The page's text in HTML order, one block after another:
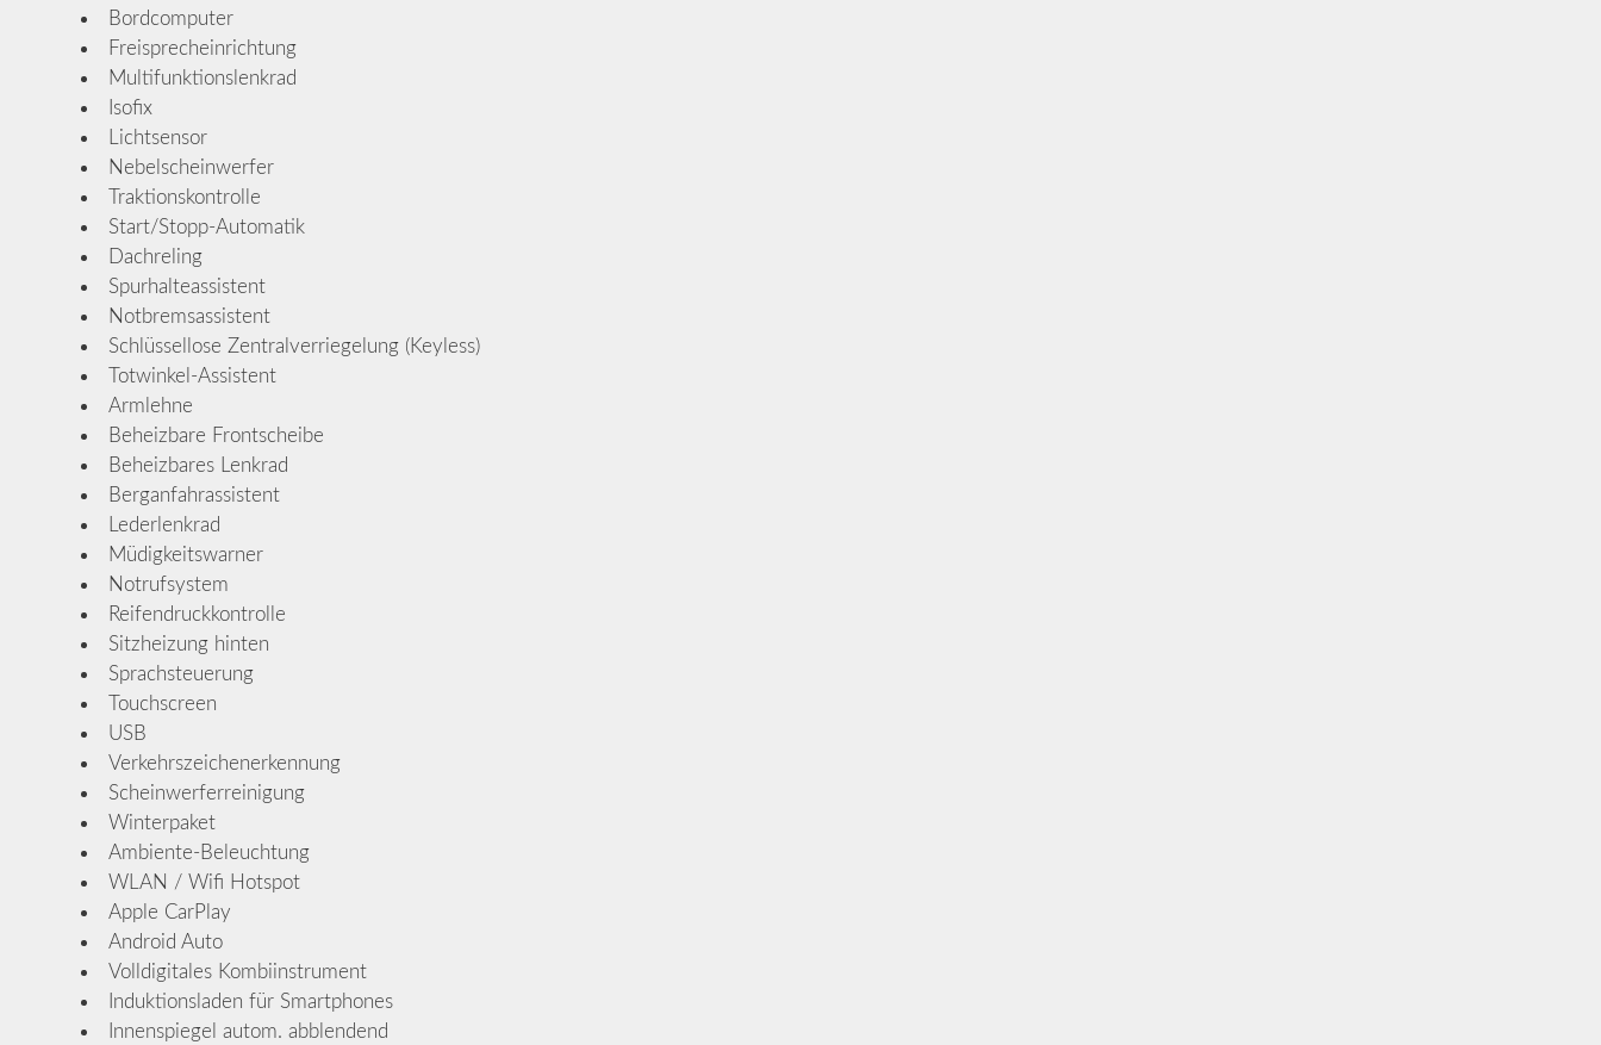
Bordcomputer
Freisprecheinrichtung
Multifunktionslenkrad
Isofix
Lichtsensor
Nebelscheinwerfer
Traktionskontrolle
Start/Stopp-Automatik
Dachreling
Spurhalteassistent
Notbremsassistent
Schlüssellose Zentralverriegelung (Keyless)
Totwinkel-Assistent
Armlehne
Beheizbare Frontscheibe
Beheizbares Lenkrad
Berganfahrassistent
Lederlenkrad
Müdigkeitswarner
Notrufsystem
Reifendruckkontrolle
Sitzheizung hinten
Sprachsteuerung
Touchscreen
USB
Verkehrszeichenerkennung
Scheinwerferreinigung
Winterpaket
Ambiente-Beleuchtung
WLAN / Wifi Hotspot
Apple CarPlay
Android Auto
Volldigitales Kombiinstrument
Induktionsladen für Smartphones
Innenspiegel autom. abblendend